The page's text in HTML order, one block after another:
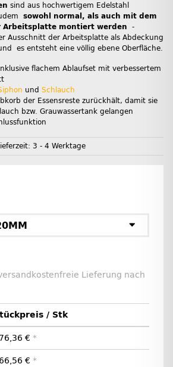
sind aus hochwertigem Edelstahl
sowohl normal, als auch mit dem
Arbeitsplatte montiert werden -
Ausschnitt der Arbeitsplatte als Abdeckung
es entsteht eine völlig ebene Oberfläche.
flachem Ablaufset mit verbessertem
und Schlauch
der Essensreste zurückhält, damit sie
bzw. Grauwassertank gelangen
3 - 4 Werktage
Lieferung nach
/ Stk
€ *
€ *